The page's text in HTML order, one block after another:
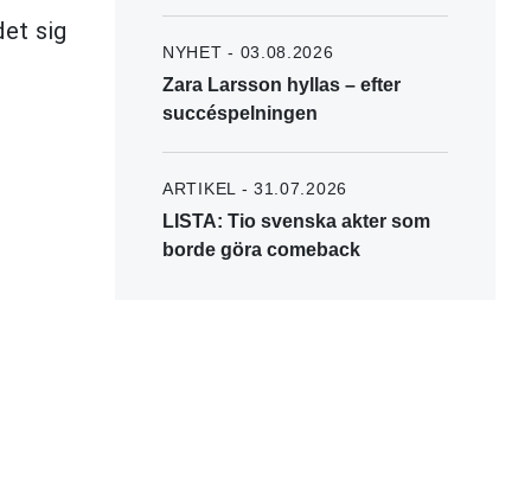
sig
NYHET - 03.08.2026
Zara Larsson hyllas – efter
succéspelningen
ARTIKEL - 31.07.2026
LISTA: Tio svenska akter som
borde göra comeback